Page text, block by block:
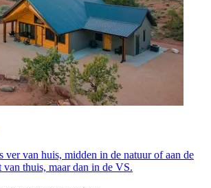
ver van huis, midden in de natuur of aan de
thuis, maar dan in de VS.